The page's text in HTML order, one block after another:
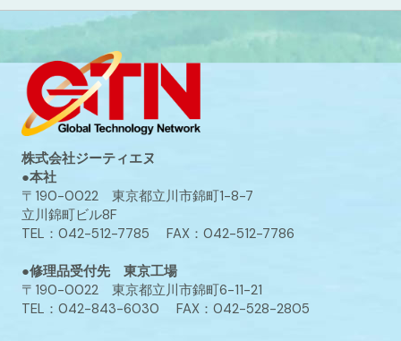
株式会社ジーティエヌ
●本社
〒190-0022 東京都立川市錦町1-8-7
立川錦町ビル8F
TEL：042-512-7785 FAX：042-512-7786
●修理品受付先 東京工場
〒190-0022 東京都立川市錦町6-11-21
TEL：042-843-6030 FAX：042-528-2805